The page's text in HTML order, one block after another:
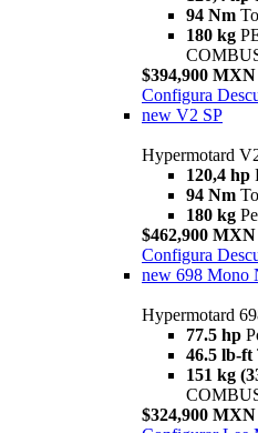
94 Nm
180 kg
$394,900 MXN
Configura
new V2 SP
Hypermotard
120,4 hp
94 Nm
180 kg
$462,900 MXN
Configura
new 698 Mono
Hypermotard
77.5 hp
46.5 lb-ft
151 kg
$324,900 MXN